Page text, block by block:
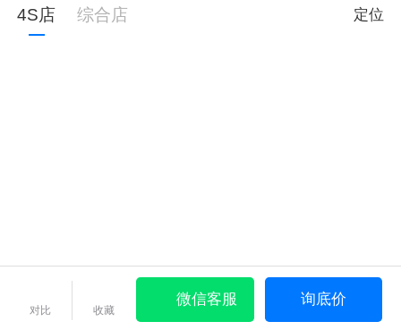
4S店 综合店 定位
对比 收藏
微信客服 询底价